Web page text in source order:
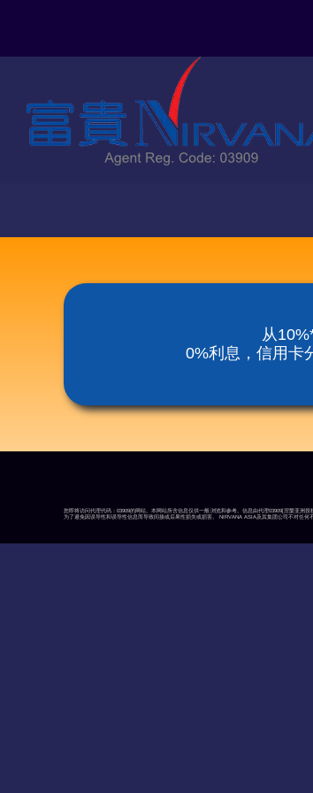
从
0%利息，信用卡
您即将访问代理代码：03909的网站。本网站所含信息仅供一般浏览和参考。信息由代理03909[涅槃亚洲
为了避免因误导性和误导性信息而导致间接或后果性损失或损害。 NIRVANA ASIA及其集团公司不对任何